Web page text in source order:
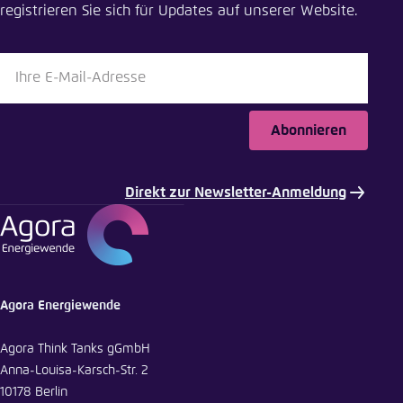
LinkedIn
Bluesky
registrieren Sie sich für Updates auf unserer Website.
Abonnieren
Direkt zur Newsletter-Anmeldung
Agora Energiewende
Agora Think Tanks gGmbH
Anna-Louisa-Karsch-Str. 2
10178 Berlin